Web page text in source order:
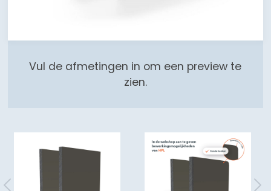
Vul de afmetingen in om een preview te
zien.